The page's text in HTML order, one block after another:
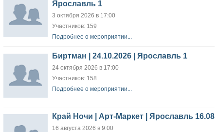
Ярославль 1
3 октября 2026 в 17:00
Участников: 159
Подробнее о мероприятии...
Биртман | 24.10.2026 | Ярославль 1
24 октября 2026 в 17:00
Участников: 158
Подробнее о мероприятии...
Край Ночи | Арт-Маркет | Ярославль 16.08
16 августа 2026 в 9:00